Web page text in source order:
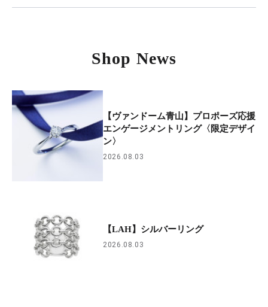
Shop News
【ヴァンドーム青山】プロポーズ応援
エンゲージメントリング〈限定デザイ
ン〉
2026.08.03
【LAH】シルバーリング
2026.08.03